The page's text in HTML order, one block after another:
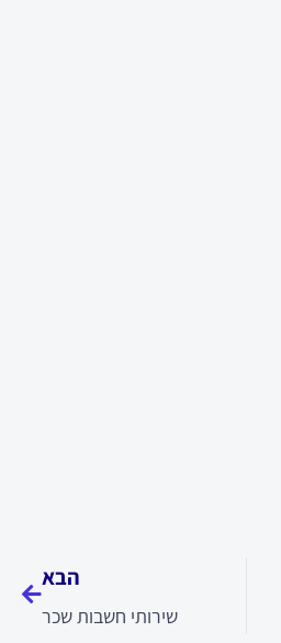
הבא
שירותי חשבות שכר